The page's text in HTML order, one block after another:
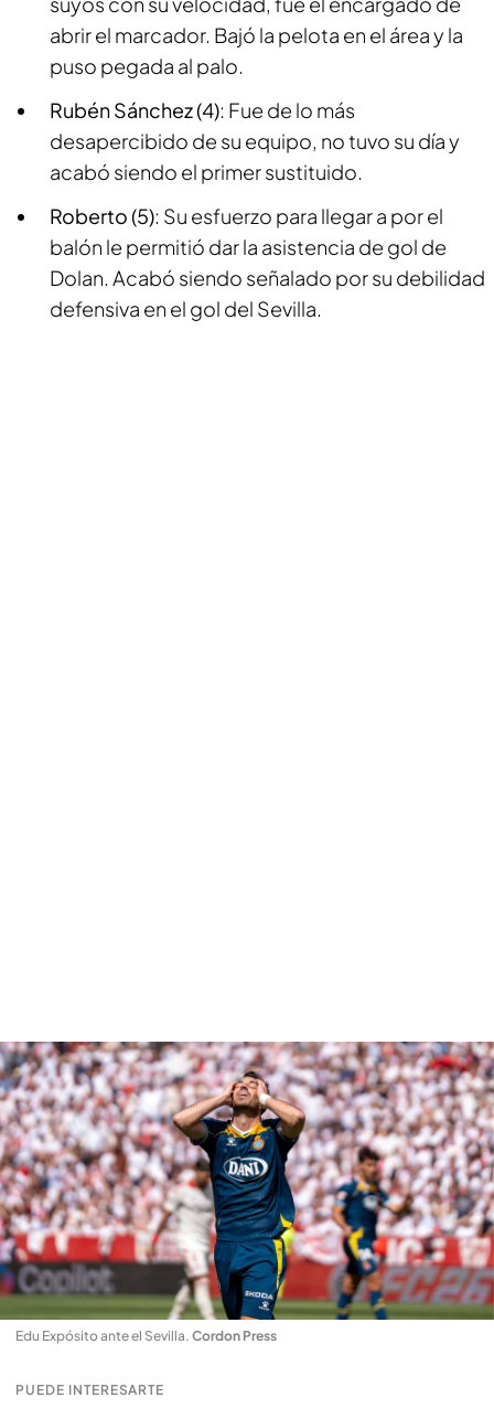
abrir el marcador. Bajó la pelota en el área y la
puso pegada al palo.
Rubén Sánchez (4): Fue de lo más
desapercibido de su equipo, no tuvo su día y
acabó siendo el primer sustituido.
Roberto (5): Su esfuerzo para llegar a por el
balón le permitió dar la asistencia de gol de
Dolan. Acabó siendo señalado por su debilidad
defensiva en el gol del Sevilla.
Edu Expósito ante el Sevilla. Cordon Press
PUEDE INTERESARTE